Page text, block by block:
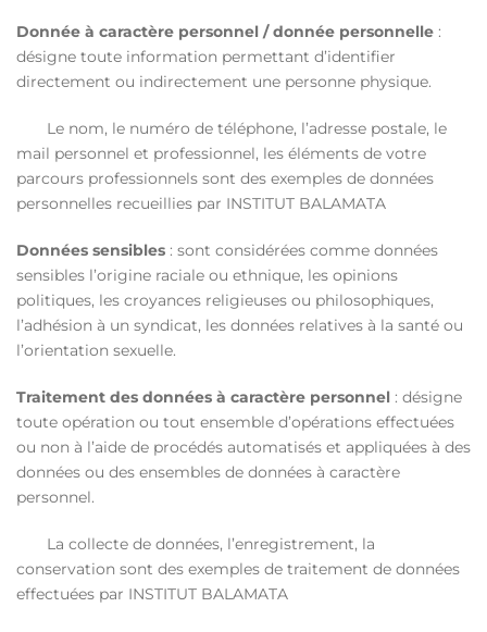
Donnée à caractère personnel / donnée personnelle :
désigne toute information permettant d’identifier
directement ou indirectement une personne physique.
Le nom, le numéro de téléphone, l’adresse postale, le
mail personnel et professionnel, les éléments de votre
parcours professionnels sont des exemples de données
personnelles recueillies par INSTITUT BALAMATA
Données sensibles : sont considérées comme données
sensibles l’origine raciale ou ethnique, les opinions
politiques, les croyances religieuses ou philosophiques,
l’adhésion à un syndicat, les données relatives à la santé ou
l’orientation sexuelle.
Traitement des données à caractère personnel : désigne
toute opération ou tout ensemble d’opérations effectuées
ou non à l’aide de procédés automatisés et appliquées à des
données ou des ensembles de données à caractère
personnel.
La collecte de données, l’enregistrement, la
conservation sont des exemples de traitement de données
effectuées par INSTITUT BALAMATA